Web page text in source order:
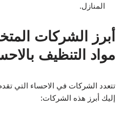
المنازل.
أبرز الشركات
مواد التنظيف
تتعدد الشركات في الاحساء التي
إليك أبرز هذه الشركات: